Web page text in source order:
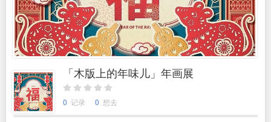
「木版上的年味儿」年画展
0 记录 0 想去